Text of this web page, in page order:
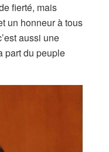
fierté, mais
un honneur à tous
aussi une
part du peuple